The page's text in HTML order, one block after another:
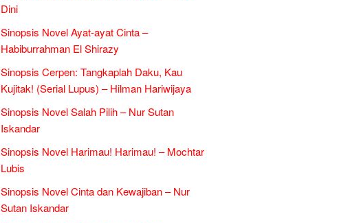
Dini
Sinopsis Novel Ayat-ayat Cinta –
Habiburrahman El Shirazy
Sinopsis Cerpen: Tangkaplah Daku, Kau
Kujitak! (Serial Lupus) – Hilman Hariwijaya
Sinopsis Novel Salah Pilih – Nur Sutan
Iskandar
Sinopsis Novel Harimau! Harimau! – Mochtar
Lubis
Sinopsis Novel Cinta dan Kewajiban – Nur
Sutan Iskandar